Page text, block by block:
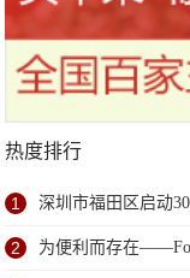
热度排行
1 深圳市福田区启动
2 为便利而存在